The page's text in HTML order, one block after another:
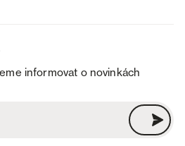
informovat o novinkách